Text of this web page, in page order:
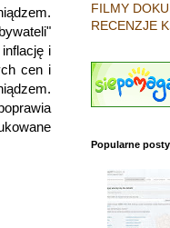
i
cen i
FILMY
RECENZJE
Popularne posty